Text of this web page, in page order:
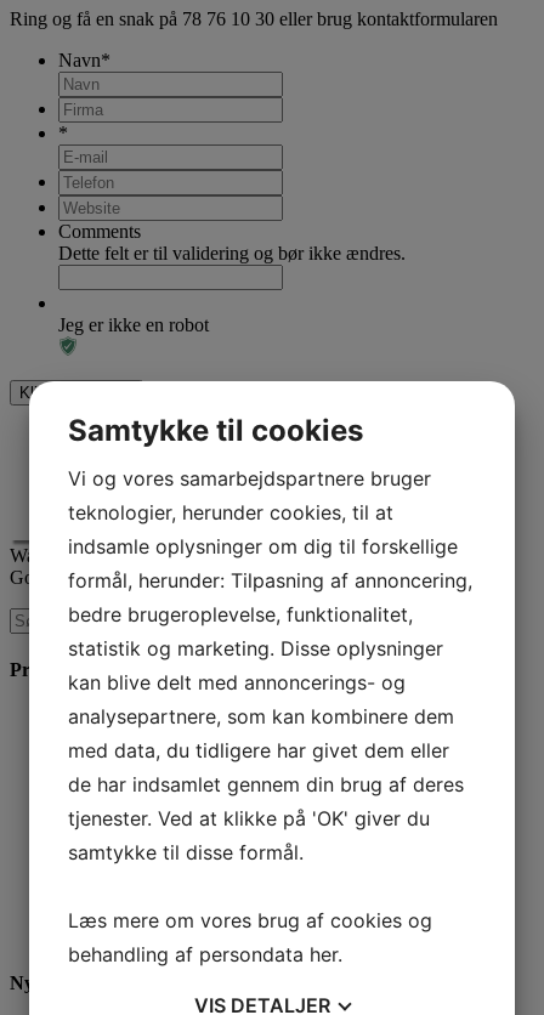
Ring og få en snak på 78 76 10 30 eller brug kontaktformularen
Navn*
*
Comments
Dette felt er til validering og bør ikke ændres.
Jeg er ikke en robot
Waimea er certificeret
Google AdWords Premier Partner
Produkter & Services
SEO Rådgivning
Linkbuilding
SEO-Analyse
Søgeordsanalyse
SEO Kravspecifikation
SEO Strategi
SEO uddannelse
Facebook Annoncering
YouTube Video Annoncering
Nyeste blogindlæg
Samtykke til cookies
Vi og vores samarbejdspartnere bruger
teknologier, herunder cookies, til at
indsamle oplysninger om dig til forskellige
formål, herunder: Tilpasning af annoncering,
bedre brugeroplevelse, funktionalitet,
statistik og marketing. Disse oplysninger
kan blive delt med annoncerings- og
analysepartnere, som kan kombinere dem
med data, du tidligere har givet dem eller
de har indsamlet gennem din brug af deres
tjenester. Ved at klikke på 'OK' giver du
samtykke til disse formål.
Læs mere om vores brug af cookies og
behandling af persondata her.
VIS DETALJER